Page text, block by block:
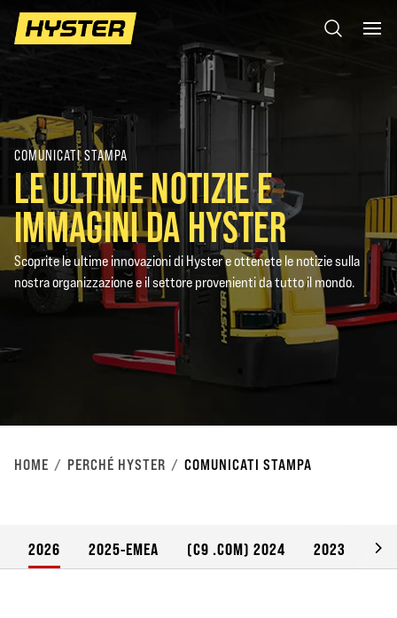
COMUNICATI STAMPA
LE ULTIME NOTIZIE E
IMMAGINI DA HYSTER
Scoprite le ultime innovazioni di Hyster e ottenete le notizie sulla
nostra organizzazione e il settore provenienti da tutto il mondo.
HOME PERCHÉ HYSTER COMUNICATI STAMPA
2026 2025-EMEA (C9 .COM) 2024 2023